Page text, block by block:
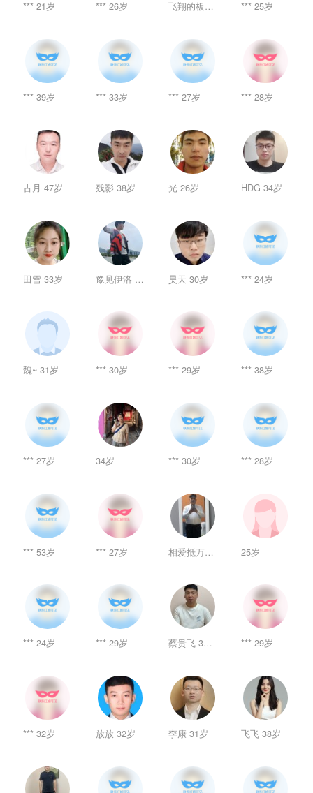
*** 21岁 *** 26岁 飞翔的板儿砖 32岁 *** 25岁
*** 39岁 *** 33岁 *** 27岁 *** 28岁
古月 47岁 残影 38岁 光 26岁 HDG 34岁
田雪 33岁 豫见伊洛 30岁 昊天 30岁 *** 24岁
魏~ 31岁 *** 30岁 *** 29岁 *** 38岁
*** 27岁 34岁 *** 30岁 *** 28岁
*** 53岁 *** 27岁 相爱抵万难 27岁 25岁
*** 24岁 *** 29岁 蔡贵飞 34岁 *** 29岁
*** 32岁 放放 32岁 李康 31岁 飞飞 38岁